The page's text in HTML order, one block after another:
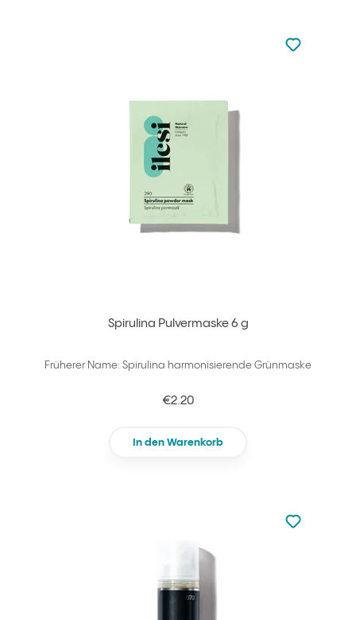
Spirulina Pulvermaske 6 g
Früherer Name: Spirulina harmonisierende Grünmaske
€2.20
In den Warenkorb
zu den
zu Ihren
zu den
zu Ihren